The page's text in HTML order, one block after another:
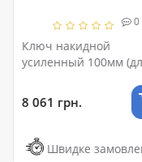
0
Ключ накидной
усиленный 100мм
8 061 грн.
Швидке